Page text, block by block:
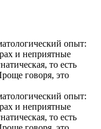
опыт:
и неприятные
то есть
говоря, это
опыт:
и неприятные
то есть